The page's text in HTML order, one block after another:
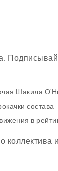
Шакила
состава
в